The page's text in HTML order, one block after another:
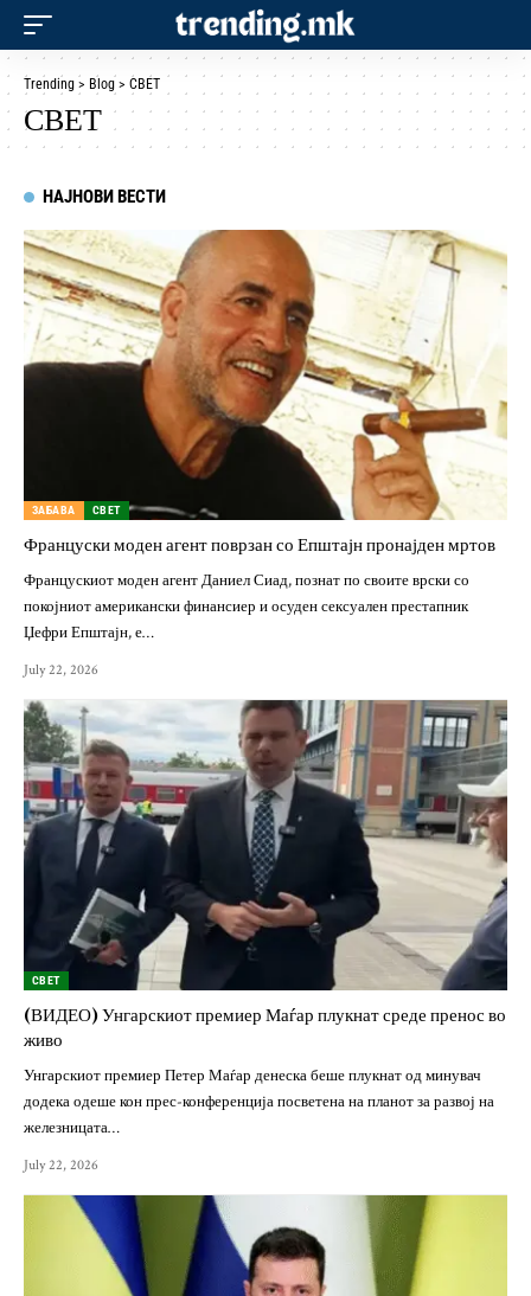
Trending > Blog > СВЕТ
СВЕТ
НАЈНОВИ ВЕСТИ
ЗАБАВА СВЕТ
Француски моден агент поврзан со Епштајн пронајден мртов
Францускиот моден агент Даниел Сиад, познат по своите врски со
покојниот американски финансиер и осуден сексуален престапник
Џефри Епштајн, е…
July 22, 2026
СВЕТ
(ВИДЕО) Унгарскиот премиер Маѓар плукнат среде пренос во
живо
Унгарскиот премиер Петер Маѓар денеска беше плукнат од минувач
додека одеше кон прес-конференција посветена на планот за развој на
железницата…
July 22, 2026